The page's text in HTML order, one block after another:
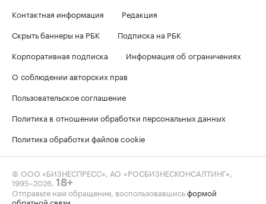
Контактная информация
Редакция
Скрыть баннеры на РБК
Подписка на РБК
Корпоративная подписка
Информация об ограничениях
О соблюдении авторских прав
Пользовательское соглашение
Политика в отношении обработки персональных данных
Политика обработки файлов cookie
© ООО «БИЗНЕСПРЕСС», АО «РОСБИЗНЕСКОНСАЛТИНГ»,
1995–2026. 18+
Отправьте нам обращение, воспользовавшисьформой
обратной связи